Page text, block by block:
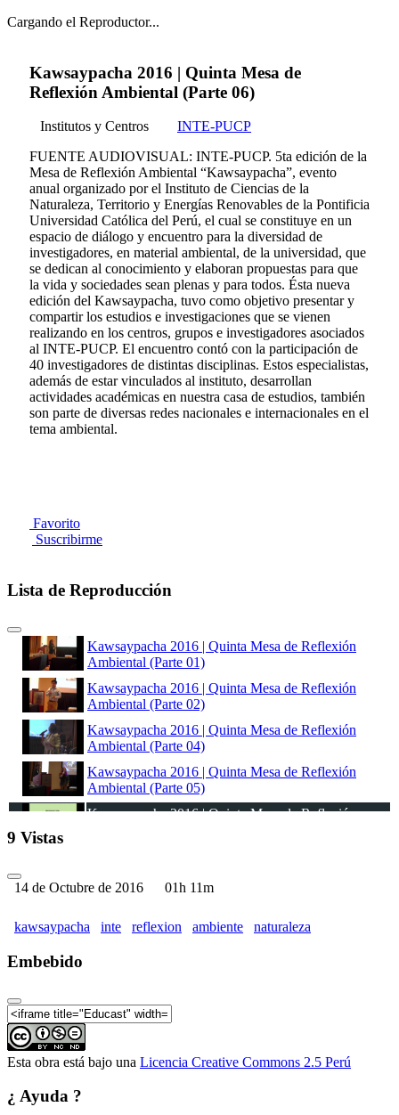
Cargando el Reproductor...
Kawsaypacha 2016 | Quinta Mesa de
Reflexión Ambiental (Parte 06)
Institutos y Centros
INTE-PUCP
FUENTE AUDIOVISUAL: INTE-PUCP. 5ta edición de la
Mesa de Reflexión Ambiental “Kawsaypacha”, evento
anual organizado por el Instituto de Ciencias de la
Naturaleza, Territorio y Energías Renovables de la Pontificia
Universidad Católica del Perú, el cual se constituye en un
espacio de diálogo y encuentro para la diversidad de
investigadores, en material ambiental, de la universidad, que
se dedican al conocimiento y elaboran propuestas para que
la vida y sociedades sean plenas y para todos. Ésta nueva
edición del Kawsaypacha, tuvo como objetivo presentar y
compartir los estudios e investigaciones que se vienen
realizando en los centros, grupos e investigadores asociados
al INTE-PUCP. El encuentro contó con la participación de
40 investigadores de distintas disciplinas. Estos especialistas,
además de estar vinculados al instituto, desarrollan
actividades académicas en nuestra casa de estudios, también
son parte de diversas redes nacionales e internacionales en el
tema ambiental.
Favorito
Suscribirme
Lista de Reproducción
Kawsaypacha 2016 | Quinta Mesa de Reflexión
Ambiental (Parte 01)
Kawsaypacha 2016 | Quinta Mesa de Reflexión
Ambiental (Parte 02)
Kawsaypacha 2016 | Quinta Mesa de Reflexión
Ambiental (Parte 04)
Kawsaypacha 2016 | Quinta Mesa de Reflexión
Ambiental (Parte 05)
Kawsaypacha 2016 | Quinta Mesa de Reflexión
9 Vistas
14 de Octubre de 2016 01h 11m
kawsaypacha inte reflexion ambiente naturaleza
Embebido
Esta obra está bajo una Licencia Creative Commons 2.5 Perú
¿ Ayuda ?